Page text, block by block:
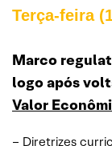
Terça-feira
Marco
logo após
Valor
– Diretrizes